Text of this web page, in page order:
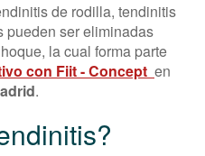
de rodilla, tendinitis
ser eliminadas
la cual forma parte
con Fiit - Concept en
.